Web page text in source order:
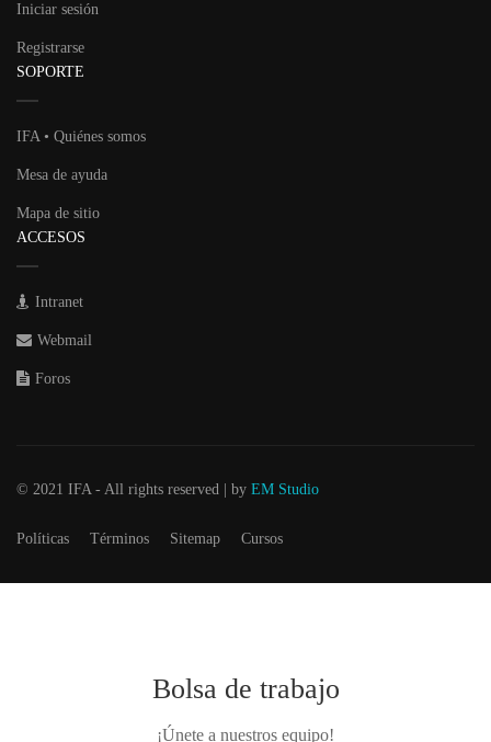
Iniciar sesión
Registrarse
SOPORTE
IFA • Quiénes somos
Mesa de ayuda
Mapa de sitio
ACCESOS
Intranet
Webmail
Foros
© 2021 IFA - All rights reserved | by EM Studio
Políticas Términos Sitemap Cursos
Bolsa de trabajo
¡Únete a nuestros equipo!